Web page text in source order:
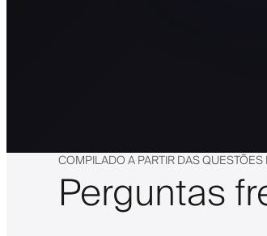
COMPILADO A PARTIR DAS
Perguntas